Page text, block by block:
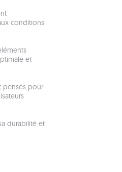
conditions
et
pensés pour
durabilité et